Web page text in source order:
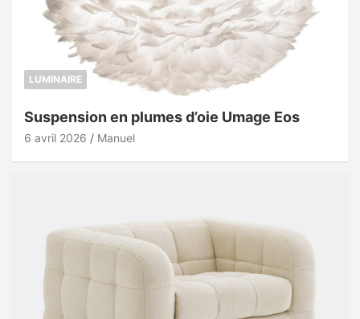
LUMINAIRE
Suspension en plumes d’oie Umage Eos
6 avril 2026 Manuel